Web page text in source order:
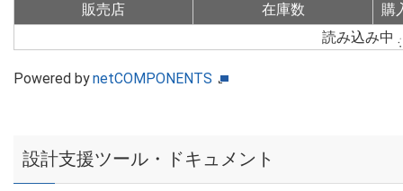
販売店 在庫数
購
読み込み中
Powered bynetCOMPONENTS
設計支援ツール・ドキュメント